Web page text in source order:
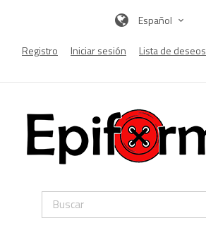
Español
Registro Iniciar sesión Lista de deseos